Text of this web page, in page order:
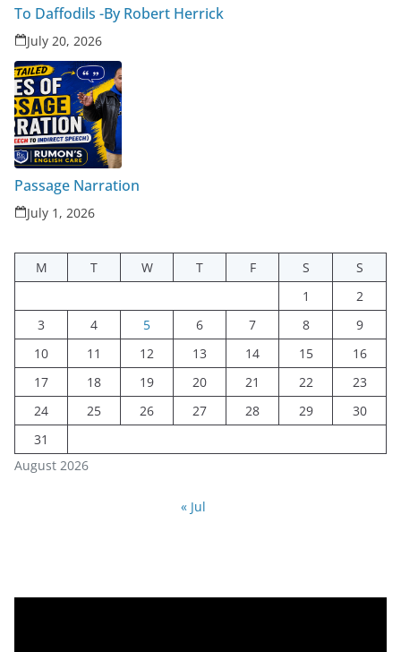
To Daffodils -By Robert Herrick
July 20, 2026
Passage Narration
July 1, 2026
August 2026
M T W T F S
S
1
2
3
4 5 6 7 8
9
10
11 12 13 14 15
16
17
18 19 20 21 22
23
24
25 26 27 28 29
30
31
« Jul